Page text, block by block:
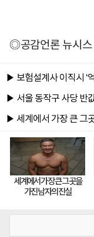
◎공감언론 뉴시스